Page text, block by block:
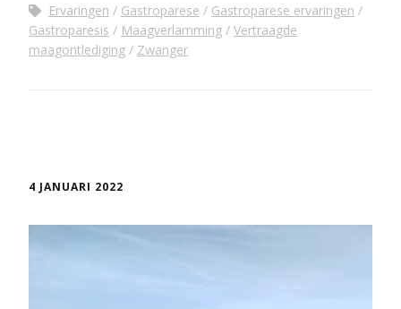
Ervaringen
Gastroparese
Gastroparese ervaringen
Gastroparesis
Maagverlamming
Vertraagde
maagontlediging
Zwanger
4 JANUARI 2022